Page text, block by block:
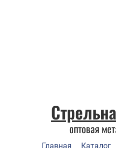
оптовая
Главная Каталог